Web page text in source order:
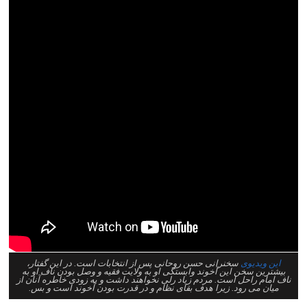
این ویدیوی سخنرانی حسن روحانی پس از انتخابات است. در این گفتار،
بیشترین سخن این آخوند وابستگی او به ولایت فقیه و وصل بودن ناف او به
ناف امام راحل است. مردم زیاد رلی نخواهند داشت و به زودی خاطره آنان از
میان می رود. زیرا هدف بقای نظام و در قدرت بودن آخوند است و بس.